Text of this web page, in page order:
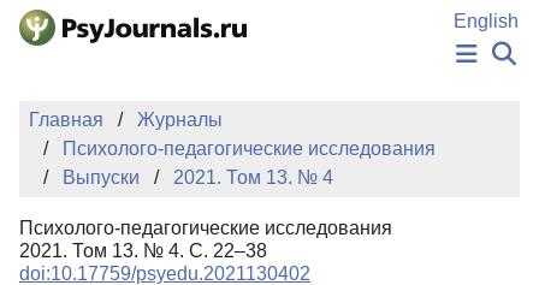
Перейти к основному содержанию
English
НОВОСТИ
АВТОРЫ
КЛЮЧЕВЫЕ СЛОВА
Регистрация
Главная
Журналы
Психолого-педагогические исследования
Выпуски
2021. Том 13. № 4
Психолого-педагогические исследования
2021. Том 13. № 4. С. 22–38
doi:10.17759/psyedu.2021130402